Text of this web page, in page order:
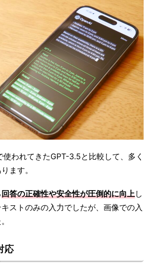
われてきたGPT-3.5と比較して、多く
ます。
回答の正確性や安全性が圧倒的に向上し
ストのみの入力でしたが、画像での入
応